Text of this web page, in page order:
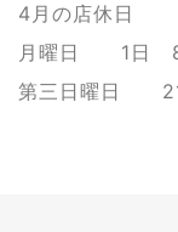
4月の店休日
月曜日 1日
第三日曜日